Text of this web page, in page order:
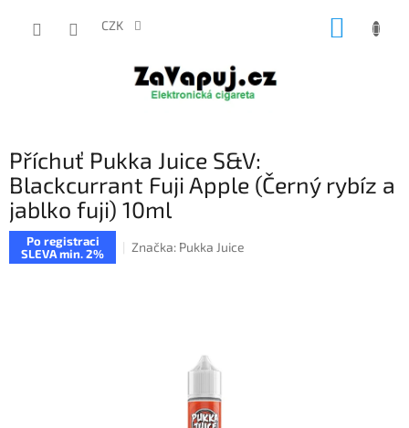
CZK
Příchuť Pukka Juice S&V:
Blackcurrant Fuji Apple (Černý rybíz a
jablko fuji) 10ml
Po registraci
SLEVA min. 2%
Značka: Pukka Juice